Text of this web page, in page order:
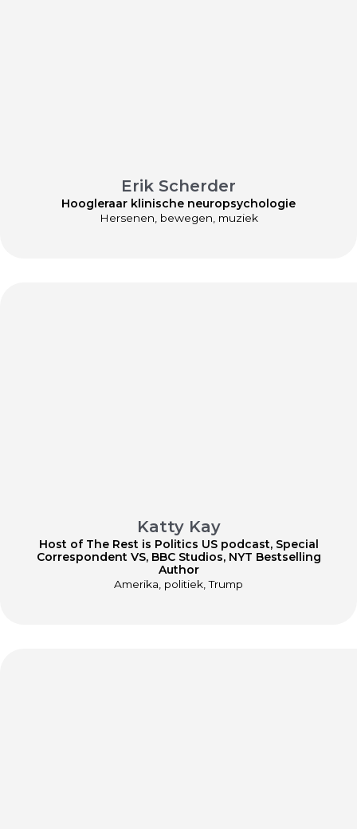
Erik Scherder
Hoogleraar klinische neuropsychologie
Hersenen, bewegen, muziek
Katty Kay
Host of The Rest is Politics US podcast, Special
Correspondent VS, BBC Studios, NYT Bestselling
Author
Amerika, politiek, Trump